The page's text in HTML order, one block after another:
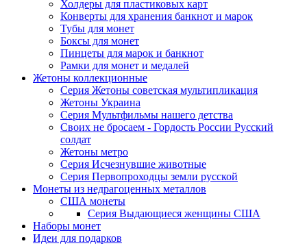
Холдеры для пластиковых карт
Конверты для хранения банкнот и марок
Тубы для монет
Боксы для монет
Пинцеты для марок и банкнот
Рамки для монет и медалей
Жетоны коллекционные
Серия Жетоны советская мультипликация
Жетоны Украина
Серия Мультфильмы нашего детства
Своих не бросаем - Гордость России Русский
солдат
Жетоны метро
Серия Исчезнувшие животные
Серия Первопроходцы земли русской
Монеты из недрагоценных металлов
США монеты
Серия Выдающиеся женщины США
Наборы монет
Идеи для подарков